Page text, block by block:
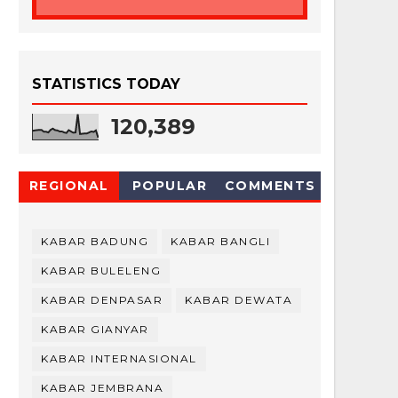
STATISTICS TODAY
120,389
REGIONAL POPULAR COMMENTS
KABAR BADUNG KABAR BANGLI
KABAR BULELENG
KABAR DENPASAR KABAR DEWATA
KABAR GIANYAR
KABAR INTERNASIONAL
KABAR JEMBRANA